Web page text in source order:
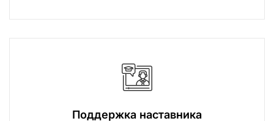
Поддержка наставника